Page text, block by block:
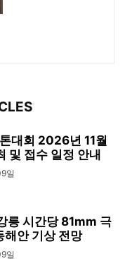
대회 2026년 11월
및 접수 일정 안내
일
릉 시간당 81mm 극
해안 기상 전망
일